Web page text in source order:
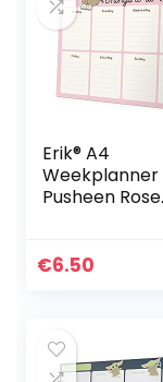
Erik® A4
Weekplanner
Pusheen Rose
met 54
€6.50